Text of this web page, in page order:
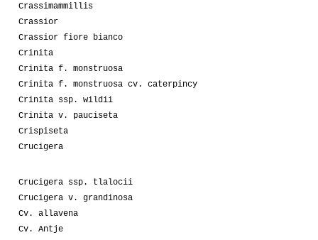
Crassimammillis
Crassior
Crassior fiore bianco
Crinita
Crinita f. monstruosa
Crinita f. monstruosa cv. caterpincy
Crinita ssp. wildii
Crinita v. pauciseta
Crispiseta
Crucigera
Crucigera ssp. tlalocii
Crucigera v. grandinosa
Cv. allavena
Cv. Antje